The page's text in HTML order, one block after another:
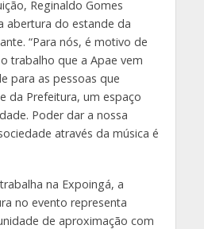
Reginaldo Gomes
abertura do estande da
“Para nós, é motivo de
trabalho que a Apae vem
para as pessoas que
da Prefeitura, um espaço
Poder dar a nossa
através da música é
na Expoingá, a
no evento representa
de aproximação com